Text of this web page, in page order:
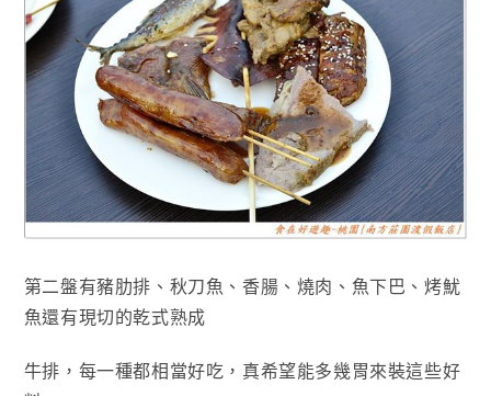
第二盤有豬肋排 、秋刀魚 、香腸 、燒肉 、魚下巴 、烤魷
魚還有現切的乾式熟成
牛排 ，每一種都相當好吃 ，真希望能多幾胃來裝這些好